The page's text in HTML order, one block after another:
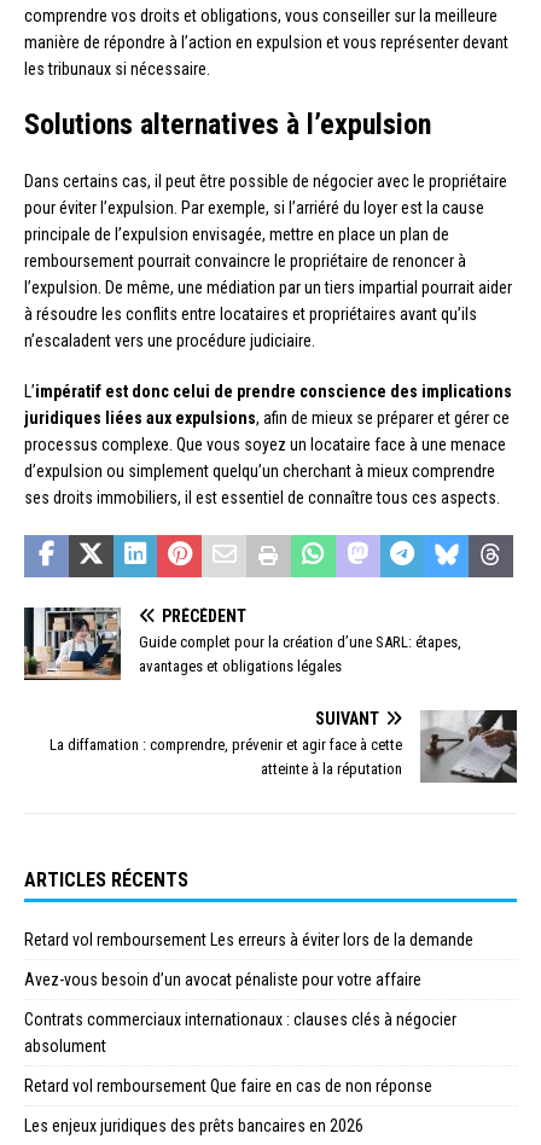
comprendre vos droits et obligations, vous conseiller sur la meilleure
manière de répondre à l’action en expulsion et vous représenter devant
les tribunaux si nécessaire.
Solutions alternatives à l’expulsion
Dans certains cas, il peut être possible de négocier avec le propriétaire
pour éviter l’expulsion. Par exemple, si l’arriéré du loyer est la cause
principale de l’expulsion envisagée, mettre en place un plan de
remboursement pourrait convaincre le propriétaire de renoncer à
l’expulsion. De même, une médiation par un tiers impartial pourrait aider
à résoudre les conflits entre locataires et propriétaires avant qu’ils
n’escaladent vers une procédure judiciaire.
L’impératif est donc celui de prendre conscience des implications
juridiques liées aux expulsions, afin de mieux se préparer et gérer ce
processus complexe. Que vous soyez un locataire face à une menace
d’expulsion ou simplement quelqu’un cherchant à mieux comprendre
ses droits immobiliers, il est essentiel de connaître tous ces aspects.
PRÉCÉDENT
Guide complet pour la création d’une SARL: étapes,
avantages et obligations légales
SUIVANT
La diffamation : comprendre, prévenir et agir face à cette
atteinte à la réputation
ARTICLES RÉCENTS
Retard vol remboursement Les erreurs à éviter lors de la demande
Avez-vous besoin d’un avocat pénaliste pour votre affaire
Contrats commerciaux internationaux : clauses clés à négocier
absolument
Retard vol remboursement Que faire en cas de non réponse
Les enjeux juridiques des prêts bancaires en 2026